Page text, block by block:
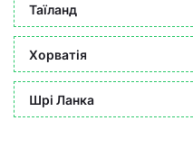
Таїланд
Хорватія
Шрі Ланка